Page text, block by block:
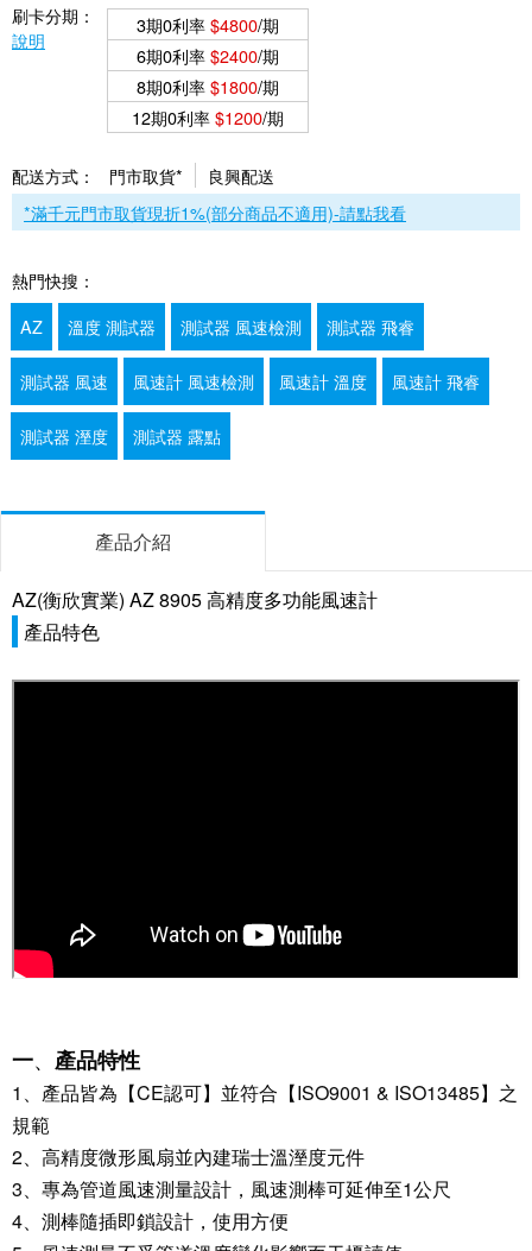
刷卡分期：
說明
3期0利率$4800/期
6期0利率$2400/期
8期0利率$1800/期
12期0利率$1200/期
配送方式： 門市取貨*
良興配送
*滿千元門市取貨現折1%(部分商品不適用)-請點我看
熱門快搜：
AZ
溫度 測試器 測試器 風速檢測 測試器 飛睿
測試器 風速 風速計 風速檢測 風速計 溫度 風速計 飛睿
測試器 溼度 測試器 露點
產品介紹
AZ(衡欣實業) AZ 8905 高精度多功能風速計
產品特色
一、 產品特性
1 、 產品皆為【CE認可】並符合【ISO9001 & ISO13485】之
規範
2、 高精度微形風扇並內建瑞士溫溼度元件
3、 專為管道風速測量設計 ， 風速測棒可延伸至1公尺
4、 測棒隨插即鎖設計，使用方便